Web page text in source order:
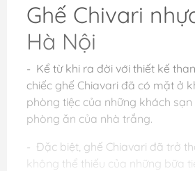
Ghế Chivari
Hà Nội
- Kể từ khi ra đời với thiết kế
chiếc ghế Chiavari đã có mặt ở
phòng tiệc của những khách
phòng ăn của nhà trắng.
- Đặc biệt, ghế Chiavari đã trở
không thể thiếu của những bữa